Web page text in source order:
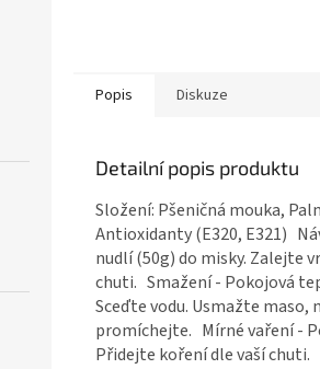
Popis Diskuze
Detailní popis produktu
Složení: Pšeničná mouka,
Antioxidanty (E320, E321)
nudlí (50g) do misky. Zalejte
chuti. Smažení - Pokojová
Sceďte vodu. Usmažte
promíchejte. Mírné vaření -
Přidejte koření dle vaší chuti.